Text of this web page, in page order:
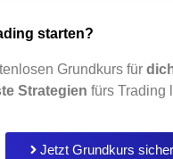
starten?
Grundkurs für
Strategien fürs Trading
Jetzt Grundkurs